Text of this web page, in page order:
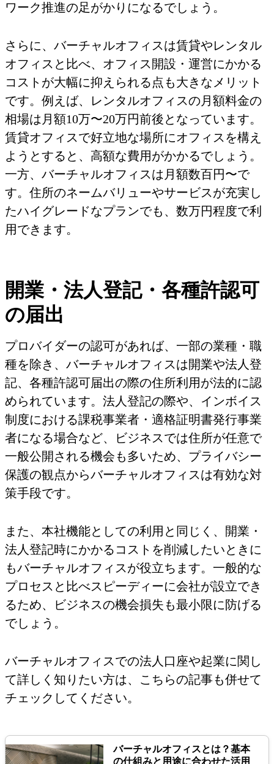
ワーク推進の足がかりになるでしょう。
さらに、バーチャルオフィスは賃貸やレンタル
オフィスと比べ、オフィス開設・運営にかかる
コストが大幅に抑えられる点も大きなメリット
です。例えば、レンタルオフィスの月額料金の
相場は月額10万〜20万円前後となっています。
賃貸オフィスで好立地な場所にオフィスを構え
ようとすると、高額な費用がかかるでしょう。
一方、バーチャルオフィスは月額数百円〜で
す。住所のネームバリューやサービスが充実し
たハイグレードなプランでも、数万円程度で利
用できます。
開業・法人登記・各種許認可
の届出
プロバイダーの認可があれば、一部の業種・職
種を除き、バーチャルオフィスは開業や法人登
記、各種許認可届出の際の住所利用が法的に認
められています。法人登記の際や、インボイス
制度における課税事業者・適格証明書発行事業
者になる場合など、ビジネスでは住所が任意で
一般公開される機会も多いため、プライバシー
保護の観点からバーチャルオフィスは有効な対
策手段です。
また、本社機能としての利用と同じく、開業・
法人登記時にかかるコストを削減したいときに
もバーチャルオフィスが役立ちます。一般的な
プロセスと比べスピーディーに会社が設立でき
るため、ビジネスの機会損失も最小限に防げる
でしょう。
バーチャルオフィスでの法人口座や起業に関し
て詳しく知りたい方は、こちらの記事も併せて
チェックしてください。
バーチャルオフィスとは？基本
の仕組みと用途に合わせた活用